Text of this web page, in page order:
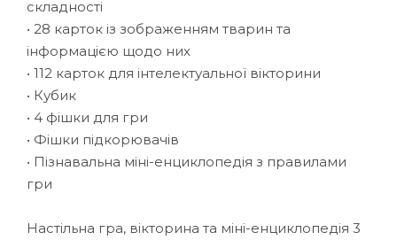
складності
• 28 карток із зображенням тварин та
інформацією щодо них
• 112 карток для інтелектуальної вікторини
• Кубик
• 4 фішки для гри
• Фішки підкорювачів
• Пізнавальна міні-енциклопедія з правилами
гри
Настільна гра, вікторина та міні-енциклопедія 3